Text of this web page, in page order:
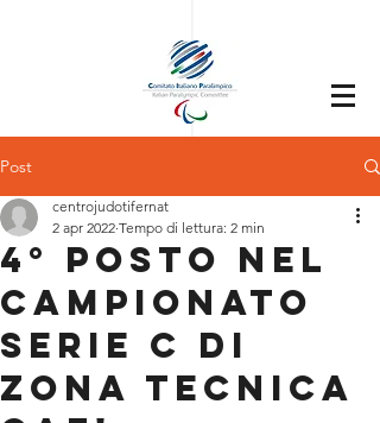
Post
4° POSTO NEL
CAMPIONATO
SERIE C DI
ZONA TECNICA
centrojudotifernat
2 apr 2022 Tempo di lettura: 2 min